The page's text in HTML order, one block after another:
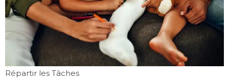
Répartir les Tâches